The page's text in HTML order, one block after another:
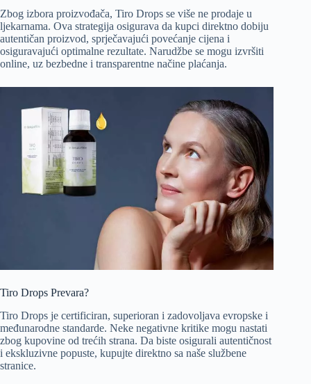
Zbog izbora proizvođača, Tiro Drops se više ne prodaje u
ljekarnama. Ova strategija osigurava da kupci direktno dobiju
autentičan proizvod, sprječavajući povećanje cijena i
osiguravajući optimalne rezultate. Narudžbe se mogu izvršiti
online, uz bezbedne i transparentne načine plaćanja.
Tiro Drops Prevara?
Tiro Drops je certificiran, superioran i zadovoljava evropske i
međunarodne standarde. Neke negativne kritike mogu nastati
zbog kupovine od trećih strana. Da biste osigurali autentičnost
i ekskluzivne popuste, kupujte direktno sa naše službene
stranice.